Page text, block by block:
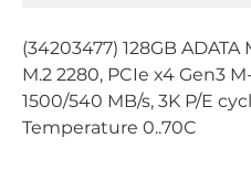
(34203477) 128GB ADATA
M.2 2280, PCIe x4 Gen3
1500/540 MB/s, 3K P/E
Temperature 0..70C